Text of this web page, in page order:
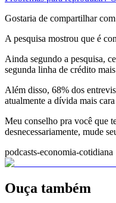
Gostaria de compartilhar
A pesquisa mostrou que é
Ainda segundo a pesquisa,
segunda linha de crédito
Além disso, 68% dos
atualmente a dívida mais
Meu conselho pra você que
desnecessariamente, mude
podcasts-economia-cotidiana
Ouça também